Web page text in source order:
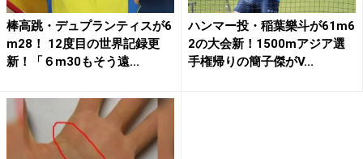
棒高跳・デュプランティスが6
m28！ 12度目の世界記録更
新！「６m30もそう遠...
ハンマー投・稲葉樂斗が61m6
2の大会新！1500mアジア選
手権帰りの簡子傑がV...